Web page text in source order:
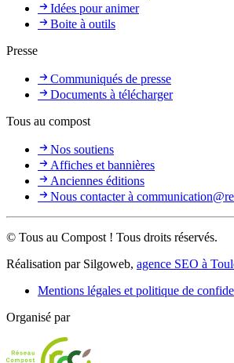
Idées pour animer
Boite à outils
Presse
Communiqués de presse
Documents à télécharger
Tous au compost
Nos soutiens
Affiches et bannières
Anciennes éditions
Nous contacter à
© Tous au Compost ! Tous droits réservés.
Réalisation par Silgoweb, agence SEO à
Mentions légales et politique de
Organisé par